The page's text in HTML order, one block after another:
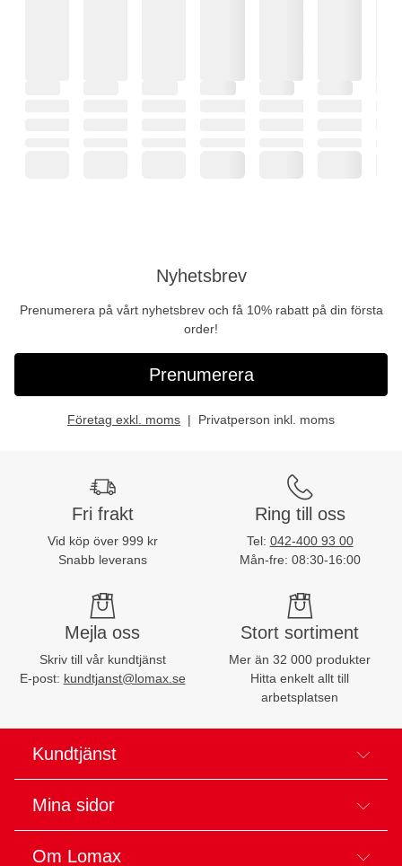
Nyhetsbrev
Prenumerera på vårt nyhetsbrev och få 10% rabatt på din första
order!
Prenumerera
Företag exkl. moms Privatperson inkl. moms
Fri frakt
Vid köp över 999 kr
Snabb leverans
Ring till oss
Tel: 042-400 93 00
Mån-fre: 08:30-16:00
Mejla oss
Skriv till vår kundtjänst
E-post: kundtjanst@lomax.se
Stort sortiment
Mer än 32 000 produkter
Hitta enkelt allt till
arbetsplatsen
Kundtjänst
Mina sidor
Om Lomax